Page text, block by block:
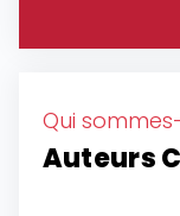
Qui
Auteurs